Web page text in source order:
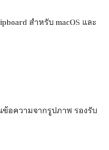
สำหรับ macOS และ
ข้อความจากรูปภาพ รองรับ